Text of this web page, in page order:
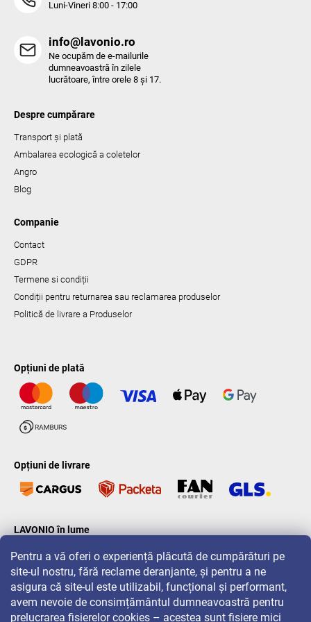
Pentru a vă oferi o experiență plăcută de cumpărături pe
site-ul nostru, fără reclame deranjante, și pentru a ne
asigura că site-ul este utilizabil, funcțional și performant,
avem nevoie de consimțământul dumneavoastră pentru
prelucrarea fișierelor cookies – acestea sunt fișiere mici
Luni-Vineri 8:00 - 17:00
info@lavonio.ro
Ne ocupăm de e-mailurile
dumneavoastră în zilele
lucrătoare, între orele 8 și 17.
Despre cumpărare
Transport și plată
Ambalarea ecologică a coletelor
Angro
Blog
Companie
Contact
GDPR
Termene si condiții
Condiții pentru returnarea sau reclamarea produselor
Politică de livrare a Produselor
Opțiuni de plată
Opțiuni de livrare
LAVONIO în lume